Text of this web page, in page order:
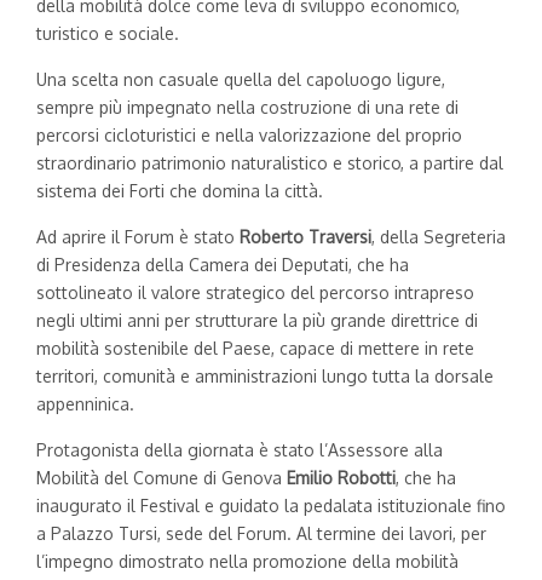
della mobilità dolce come leva di sviluppo economico,
turistico e sociale.
Una scelta non casuale quella del capoluogo ligure,
sempre più impegnato nella costruzione di una rete di
percorsi cicloturistici e nella valorizzazione del proprio
straordinario patrimonio naturalistico e storico, a partire dal
sistema dei Forti che domina la città.
Ad aprire il Forum è stato Roberto Traversi, della Segreteria
di Presidenza della Camera dei Deputati, che ha
sottolineato il valore strategico del percorso intrapreso
negli ultimi anni per strutturare la più grande direttrice di
mobilità sostenibile del Paese, capace di mettere in rete
territori, comunità e amministrazioni lungo tutta la dorsale
appenninica.
Protagonista della giornata è stato l’Assessore alla
Mobilità del Comune di Genova Emilio Robotti, che ha
inaugurato il Festival e guidato la pedalata istituzionale fino
a Palazzo Tursi, sede del Forum. Al termine dei lavori, per
l’impegno dimostrato nella promozione della mobilità